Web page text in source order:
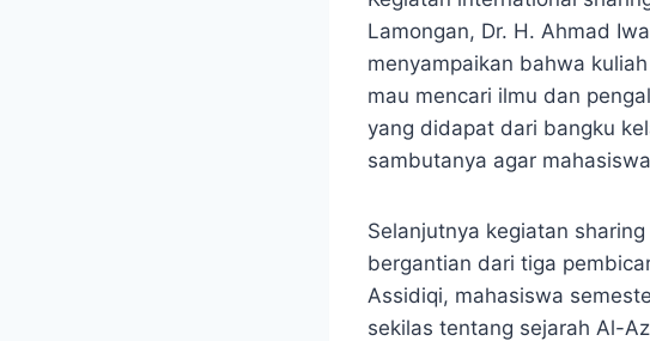
Lamongan, Dr. H. Ahmad
menyampaikan bahwa
mau mencari ilmu dan
yang didapat dari bangku
sambutanya agar
Selanjutnya kegiatan
bergantian dari tiga
Assidiqi, mahasiswa
sekilas tentang sejarah Al-